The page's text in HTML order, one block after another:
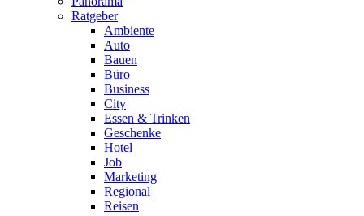
Ratgeber
Ambiente
Auto
Bauen
Büro
Business
City
Essen & Trinken
Geschenke
Hotel
Job
Marketing
Regional
Reisen